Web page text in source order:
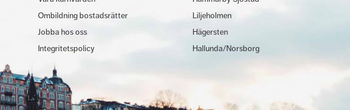
Ombildning bostadsrätter
Jobba hos oss
Integritetspolicy
Liljeholmen
Hägersten
Hallunda/Norsborg